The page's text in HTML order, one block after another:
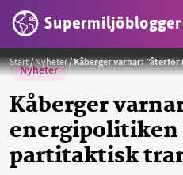
Supermiljöbloggen
HEM
Start/Nyheter/Kåberger varnar:
Nyheter
Kåberger
partitaktisk